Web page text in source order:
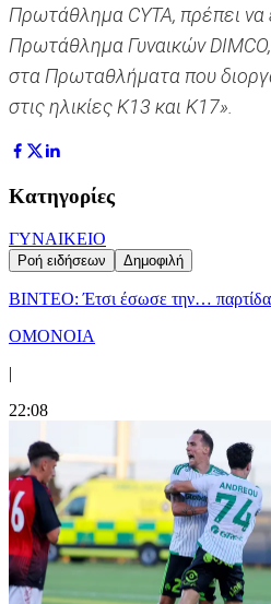
Πρωτάθλημα CYTA, πρέπει
Πρωτάθλημα Γυναικών
στα Πρωταθλήματα που
στις ηλικίες Κ13 και Κ17».
Κατηγορίες
ΓΥΝΑΙΚΕΙΟ
Ροή ειδήσεων Δημοφιλή
ΒΙΝΤΕΟ: Έτσι έσωσε την… παρτίδα
ΟΜΟΝΟΙΑ
|
22:08